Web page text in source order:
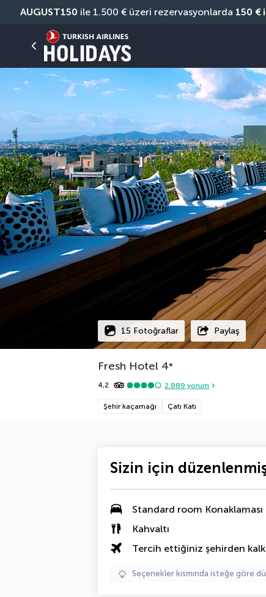
AUGUST150 ile 1.500 € üzeri rezervasyonlarda 150 €
15 Fotoğraflar Paylaş
Fresh Hotel 4*
4,2 2.889 yorum
Şehir kaçamağı Çatı Katı
Sizin için
Standard room Konaklaması
Kahvaltı
Tercih ettiğiniz şehirden
Seçenekler kısmında isteğe göre